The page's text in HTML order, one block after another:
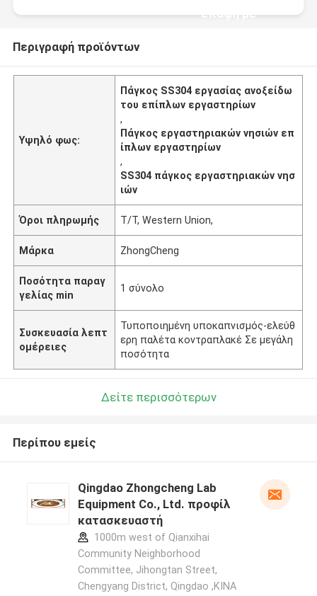
επαφή με
Περιγραφή προϊόντων
Υψηλό φως:
Πάγκος SS304 εργασίας ανοξείδω
του επίπλων εργαστηρίων
,
Πάγκος εργαστηριακών νησιών επ
ίπλων εργαστηρίων
,
SS304 πάγκος εργαστηριακών νησ
ιών
Όροι πληρωμής T/T, Western Union,
Μάρκα ZhongCheng
Ποσότητα παραγ
γελίας min
1 σύνολο
Συσκευασία λεπτ
ομέρειες
Τυποποιημένη υποκαπνισμός-ελεύθ
ερη παλέτα κοντραπλακέ Σε μεγάλη
ποσότητα
Δείτε περισσότερων
Περίπου εμείς
Qingdao Zhongcheng Lab
Equipment Co., Ltd. προφίλ
κατασκευαστή
1000m west of Qianxihai
Community Neighborhood
Committee, Jihongtan Street,
Chengyang District, Qingdao ,ΚΙΝΑ